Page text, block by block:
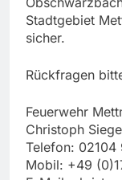
Stadtgebiet
sicher.
Rückfragen
Feuerwehr
Christoph
Telefon:
Mobil: +49